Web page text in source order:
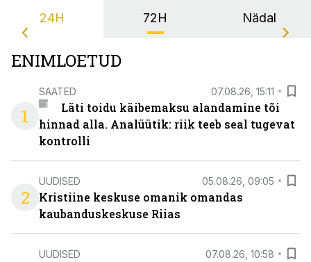
24H 72H Nädal
ENIMLOETUD
1
SAATED 07.08.26, 15:11
Läti toidu käibemaksu alandamine tõi
hinnad alla. Analüütik: riik teeb seal tugevat
kontrolli
2
UUDISED 05.08.26, 09:05
Kristiine keskuse omanik omandas
kaubanduskeskuse Riias
UUDISED 07.08.26, 10:58